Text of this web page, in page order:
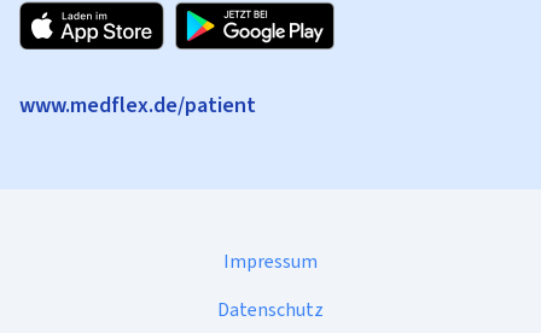
www.medflex.de/patient
Impressum
Datenschutz